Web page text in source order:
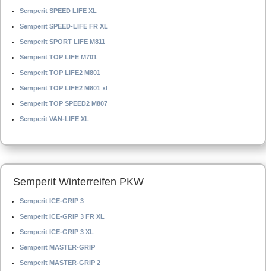
Semperit SPEED LIFE XL
Semperit SPEED-LIFE FR XL
Semperit SPORT LIFE M811
Semperit TOP LIFE M701
Semperit TOP LIFE2 M801
Semperit TOP LIFE2 M801 xl
Semperit TOP SPEED2 M807
Semperit VAN-LIFE XL
Semperit Winterreifen PKW
Semperit ICE-GRIP 3
Semperit ICE-GRIP 3 FR XL
Semperit ICE-GRIP 3 XL
Semperit MASTER-GRIP
Semperit MASTER-GRIP 2